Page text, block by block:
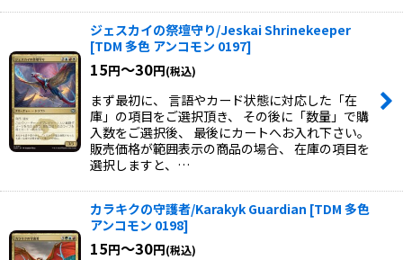
ジェスカイの祭壇守り/Jeskai Shrinekeeper
[TDM 多色 アンコモン 0197]
15円～30円(税込)
まず最初に、 言語やカード状態に対応した「在
庫」の項目をご選択頂き、 その後に「数量」で購
入数をご選択後、 最後にカートへお入れ下さい。
販売価格が範囲表示の商品の場合、 在庫の項目を
選択しますと、…
カラキクの守護者/Karakyk Guardian [TDM 多色
アンコモン 0198]
15円～30円(税込)